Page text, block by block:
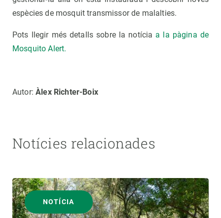
espècies de mosquit transmissor de malalties.
Pots llegir més detalls sobre la notícia a la pàgina de
Mosquito Alert.
Autor:Àlex Richter-Boix
Notícies relacionades
NOTÍCIA